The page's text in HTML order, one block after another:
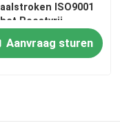
ISO9001
Roestvrij
Aanvraag sturen